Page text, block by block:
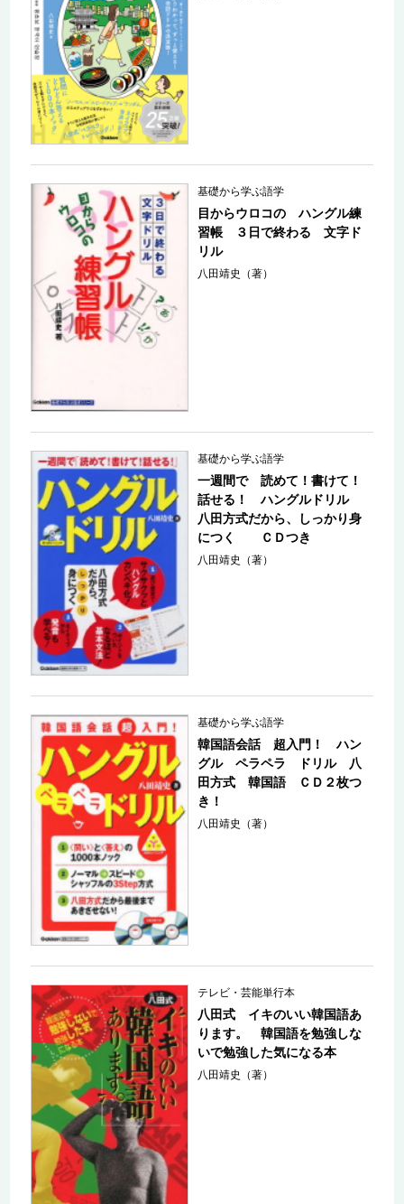
基礎から学ぶ語学
目からウロコの ハングル練
習帳 ３日で終わる 文字ド
リル
八田靖史（著）
基礎から学ぶ語学
一週間で 読めて！書けて！
話せる！ ハングルドリル
八田方式だから、しっかり身
につく ＣＤつき
八田靖史（著）
基礎から学ぶ語学
韓国語会話 超入門！ ハン
グル ペラペラ ドリル 八
田方式 韓国語 ＣＤ２枚つ
き！
八田靖史（著）
テレビ・芸能単行本
八田式 イキのいい韓国語あ
ります。 韓国語を勉強しな
いで勉強した気になる本
八田靖史（著）